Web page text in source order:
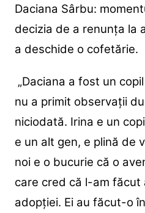
Daciana Sârbu:
decizia de a renunța la
a deschide o cofetărie.
„Daciana a fost un
nu a primit observații
niciodată. Irina e un
e un alt gen, e plină de
noi e o bucurie că o
care cred că l-am
adopției. Ei au făcut-o